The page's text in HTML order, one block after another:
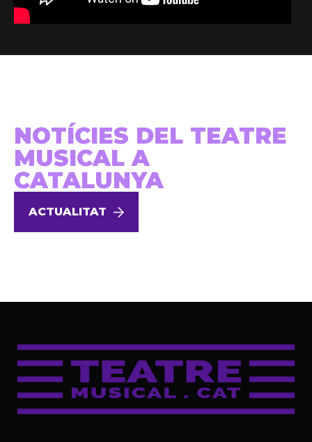
NOTÍCIES DEL TEATRE
MUSICAL A
CATALUNYA
ACTUALITAT